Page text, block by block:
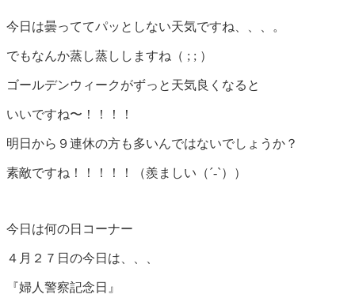
今日は曇っててパッとしない天気ですね、、、。
でもなんか蒸し蒸ししますね（ ; ; ）
ゴールデンウィークがずっと天気良くなると
いいですね〜！！！！
明日から９連休の方も多いんではないでしょうか？
素敵ですね！！！！！（羨ましい（´-`））
今日は何の日コーナー
４月２７日の今日は、、、
『婦人警察記念日』